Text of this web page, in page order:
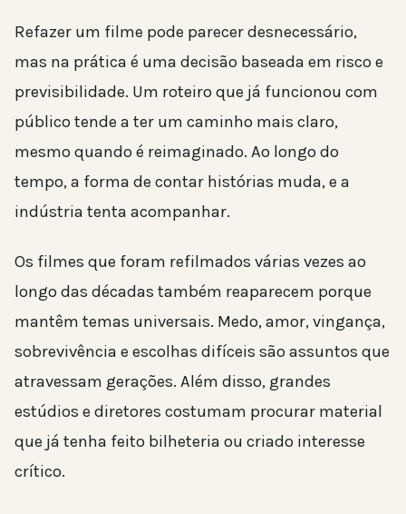
Refazer um filme pode parecer desnecessário,
mas na prática é uma decisão baseada em risco e
previsibilidade. Um roteiro que já funcionou com
público tende a ter um caminho mais claro,
mesmo quando é reimaginado. Ao longo do
tempo, a forma de contar histórias muda, e a
indústria tenta acompanhar.
Os filmes que foram refilmados várias vezes ao
longo das décadas também reaparecem porque
mantêm temas universais. Medo, amor, vingança,
sobrevivência e escolhas difíceis são assuntos que
atravessam gerações. Além disso, grandes
estúdios e diretores costumam procurar material
que já tenha feito bilheteria ou criado interesse
crítico.